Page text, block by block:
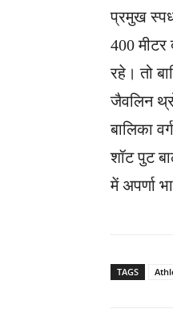
प्रमुख
400 मीटर
रहे। तो
जैवलिन
बालिका
शॉट पुट
में अपर्णा
TAGS